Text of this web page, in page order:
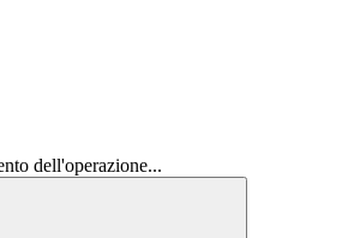
dell'operazione...